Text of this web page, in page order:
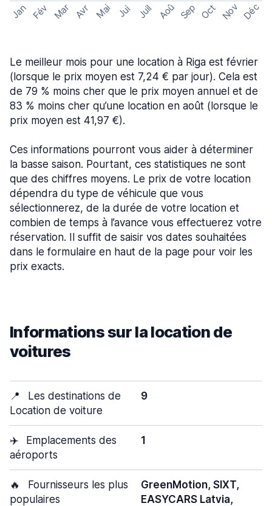
Jan Fév Mar Avr Mai Jui Juil Aoû Sep Oct Nov Déc
Le meilleur mois pour une location à Riga est février
(lorsque le prix moyen est 7,24 € par jour). Cela est
de 79 % moins cher que le prix moyen annuel et de
83 % moins cher qu’une location en août (lorsque le
prix moyen est 41,97 €).
Ces informations pourront vous aider à déterminer
la basse saison. Pourtant, ces statistiques ne sont
que des chiffres moyens. Le prix de votre location
dépendra du type de véhicule que vous
sélectionnerez, de la durée de votre location et
combien de temps à l’avance vous effectuerez votre
réservation. Il suffit de saisir vos dates souhaitées
dans le formulaire en haut de la page pour voir les
prix exacts.
Informations sur la location de
voitures
📍
Les destinations de
Location de voiture
9
✈️
Emplacements des
aéroports
1
🔥
Fournisseurs les plus
populaires
GreenMotion, SIXT,
EASYCARS Latvia,